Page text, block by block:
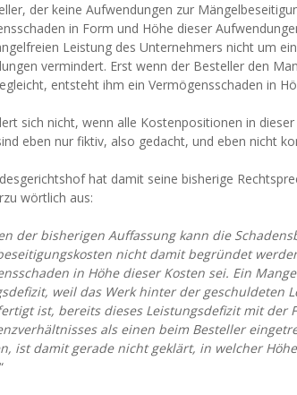
der keine Aufwendungen zur
in Form und Höhe dieser
Leistung des Unternehmers nicht um
vermindert. Erst wenn der Besteller den
entsteht ihm ein Vermögensschaden in
sich nicht, wenn alle Kostenpositionen in
eben nur fiktiv, also gedacht, und eben nicht
hat damit seine bisherige
wörtlich aus:
der bisherigen Auffassung kann die
nicht damit begründet
in Höhe dieser Kosten sei. Ein
weil das Werk hinter der geschuldeten
ist, bereits dieses Leistungsdefizit mit der
als einen beim Besteller
ist damit gerade nicht geklärt, in welcher